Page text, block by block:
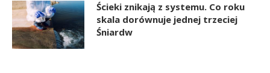
Ścieki znikają z systemu. Co roku
skala dorównuje jednej trzeciej
Śniardw